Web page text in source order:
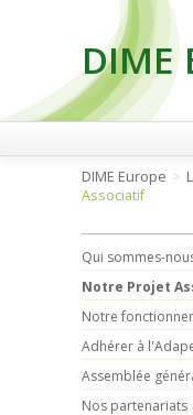
DIME
DIME Europe
Associatif
Qui sommes-
Notre Projet
Notre
Adhérer à
Assemblée
Nos partenariats